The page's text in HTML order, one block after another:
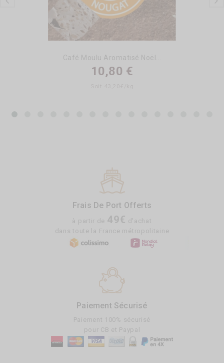
Café Moulu Aromatisé Noël...
10,80 €
Frais De Port Offerts
à partir de 49€ d'achat
dans toute la France métropolitaine
Paiement Sécurisé
Paiement 100% sécurisé
pour CB et Paypal